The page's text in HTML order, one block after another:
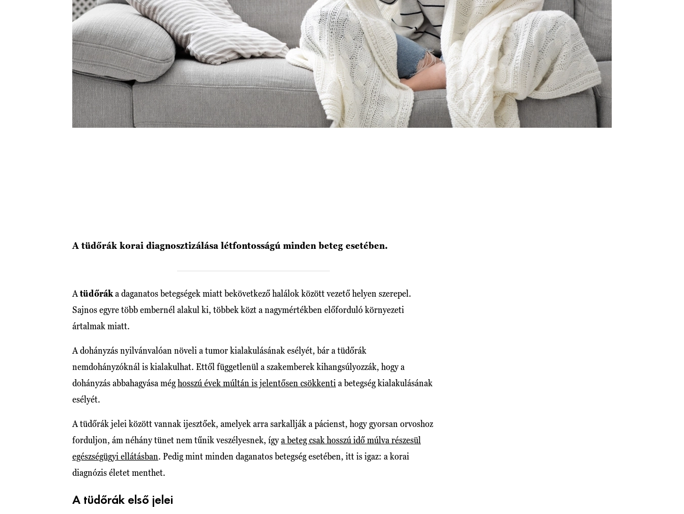
A tüdőrák korai diagnosztizálása létfontosságú minden beteg esetében.
Atüdőráka daganatos betegségek miatt bekövetkező halálok között vezető helyen szerepel.
Sajnos egyre több embernél alakul ki, többek közt a nagymértékben előforduló környezeti
ártalmak miatt.
A dohányzás nyilvánvalóan növeli a tumor kialakulásának esélyét, bár a tüdőrák
nemdohányzóknál is kialakulhat. Ettől függetlenül a szakemberek kihangsúlyozzák, hogy a
dohányzás abbahagyása méghosszú évek múltán is jelentősen csökkenti a betegség kialakulásának
esélyét.
A tüdőrák jelei között vannak ijesztőek, amelyek arra sarkallják a pácienst, hogy gyorsan orvoshoz
forduljon, ám néhány tünet nem tűnik veszélyesnek, ígya beteg csak hosszú idő múlva részesül
egészségügyi ellátásban. Pedig mint minden daganatos betegség esetében, itt is igaz: a korai
diagnózis életet menthet.
A tüdőrák első jelei